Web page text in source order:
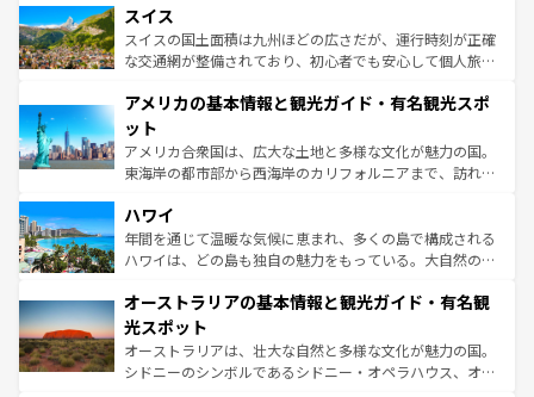
を参照してほしい。
は、お酒好きな人にはぜひ体験してほしい。 なお、新着の
ドイツ情報はコンテンツ一覧を参照してほしい。
リアごとに異なる魅力がある。また、優雅なアフタヌーン
ティー、ビール好きにはたまらない英国パブ、サッカー観
戦など、本場だからこそできる体験も豊富。イギリスを旅
ンツ一覧を参照してほしい。
スイス
スイスの国土面積は九州ほどの広さだが、運行時刻が正確
な交通網が整備されており、初心者でも安心して個人旅行
の建物がそのまま残る町や、スイスならではのユニークな
博物館もあり、アルプス観光だけでなく町歩きも満喫する
ことができる。国民の所得が高いため物価も高いが、旅行
者向けの交通パス提供のサービスもあり、うまく活用すれ
着のスイス情報は
アメリカの基本情報と観光ガイド・有名観光スポ
ット
アメリカ合衆国は、広大な土地と多様な文化が魅力の国。
東海岸の都市部から西海岸のカリフォルニアまで、訪れる
のような巨大都市は、観光、ショッピング、エンターテイ
ンメントが詰まった刺激的なスポットだ。一方、アメリカ
西部には大自然が広がり、グランドキャニオンやイエロー
部のニューオーリンズでは、音楽と美食が融合した独特の
文化が魅力。旅行者はアメリカの各地域で異なる魅力を楽
しみながら、その多様性と豊かな歴史を感じることができ
るだろう。車でのロードトリップや列車の旅も、アメリカ
ハワイ
年間を通じて温暖な気候に恵まれ、多くの島で構成される
ハワイは、どの島も独自の魅力をもっている。大自然の神
ワイ島は見逃せない。また、定番の観光地といえばオアフ
島だが、静かな自然を求めるならマウイ島やカウアイ島が
おすすめ。エメラルドグリーンに輝く海をはじめ、豊かな
文化や歴史が息づいている。「アロハスピリット」と呼ば
オーストラリアの基本情報と観光ガイド・有名観
光スポット
オーストラリアは、壮大な自然と多様な文化が魅力の国。
シドニーのシンボルであるシドニー・オペラハウス、オー